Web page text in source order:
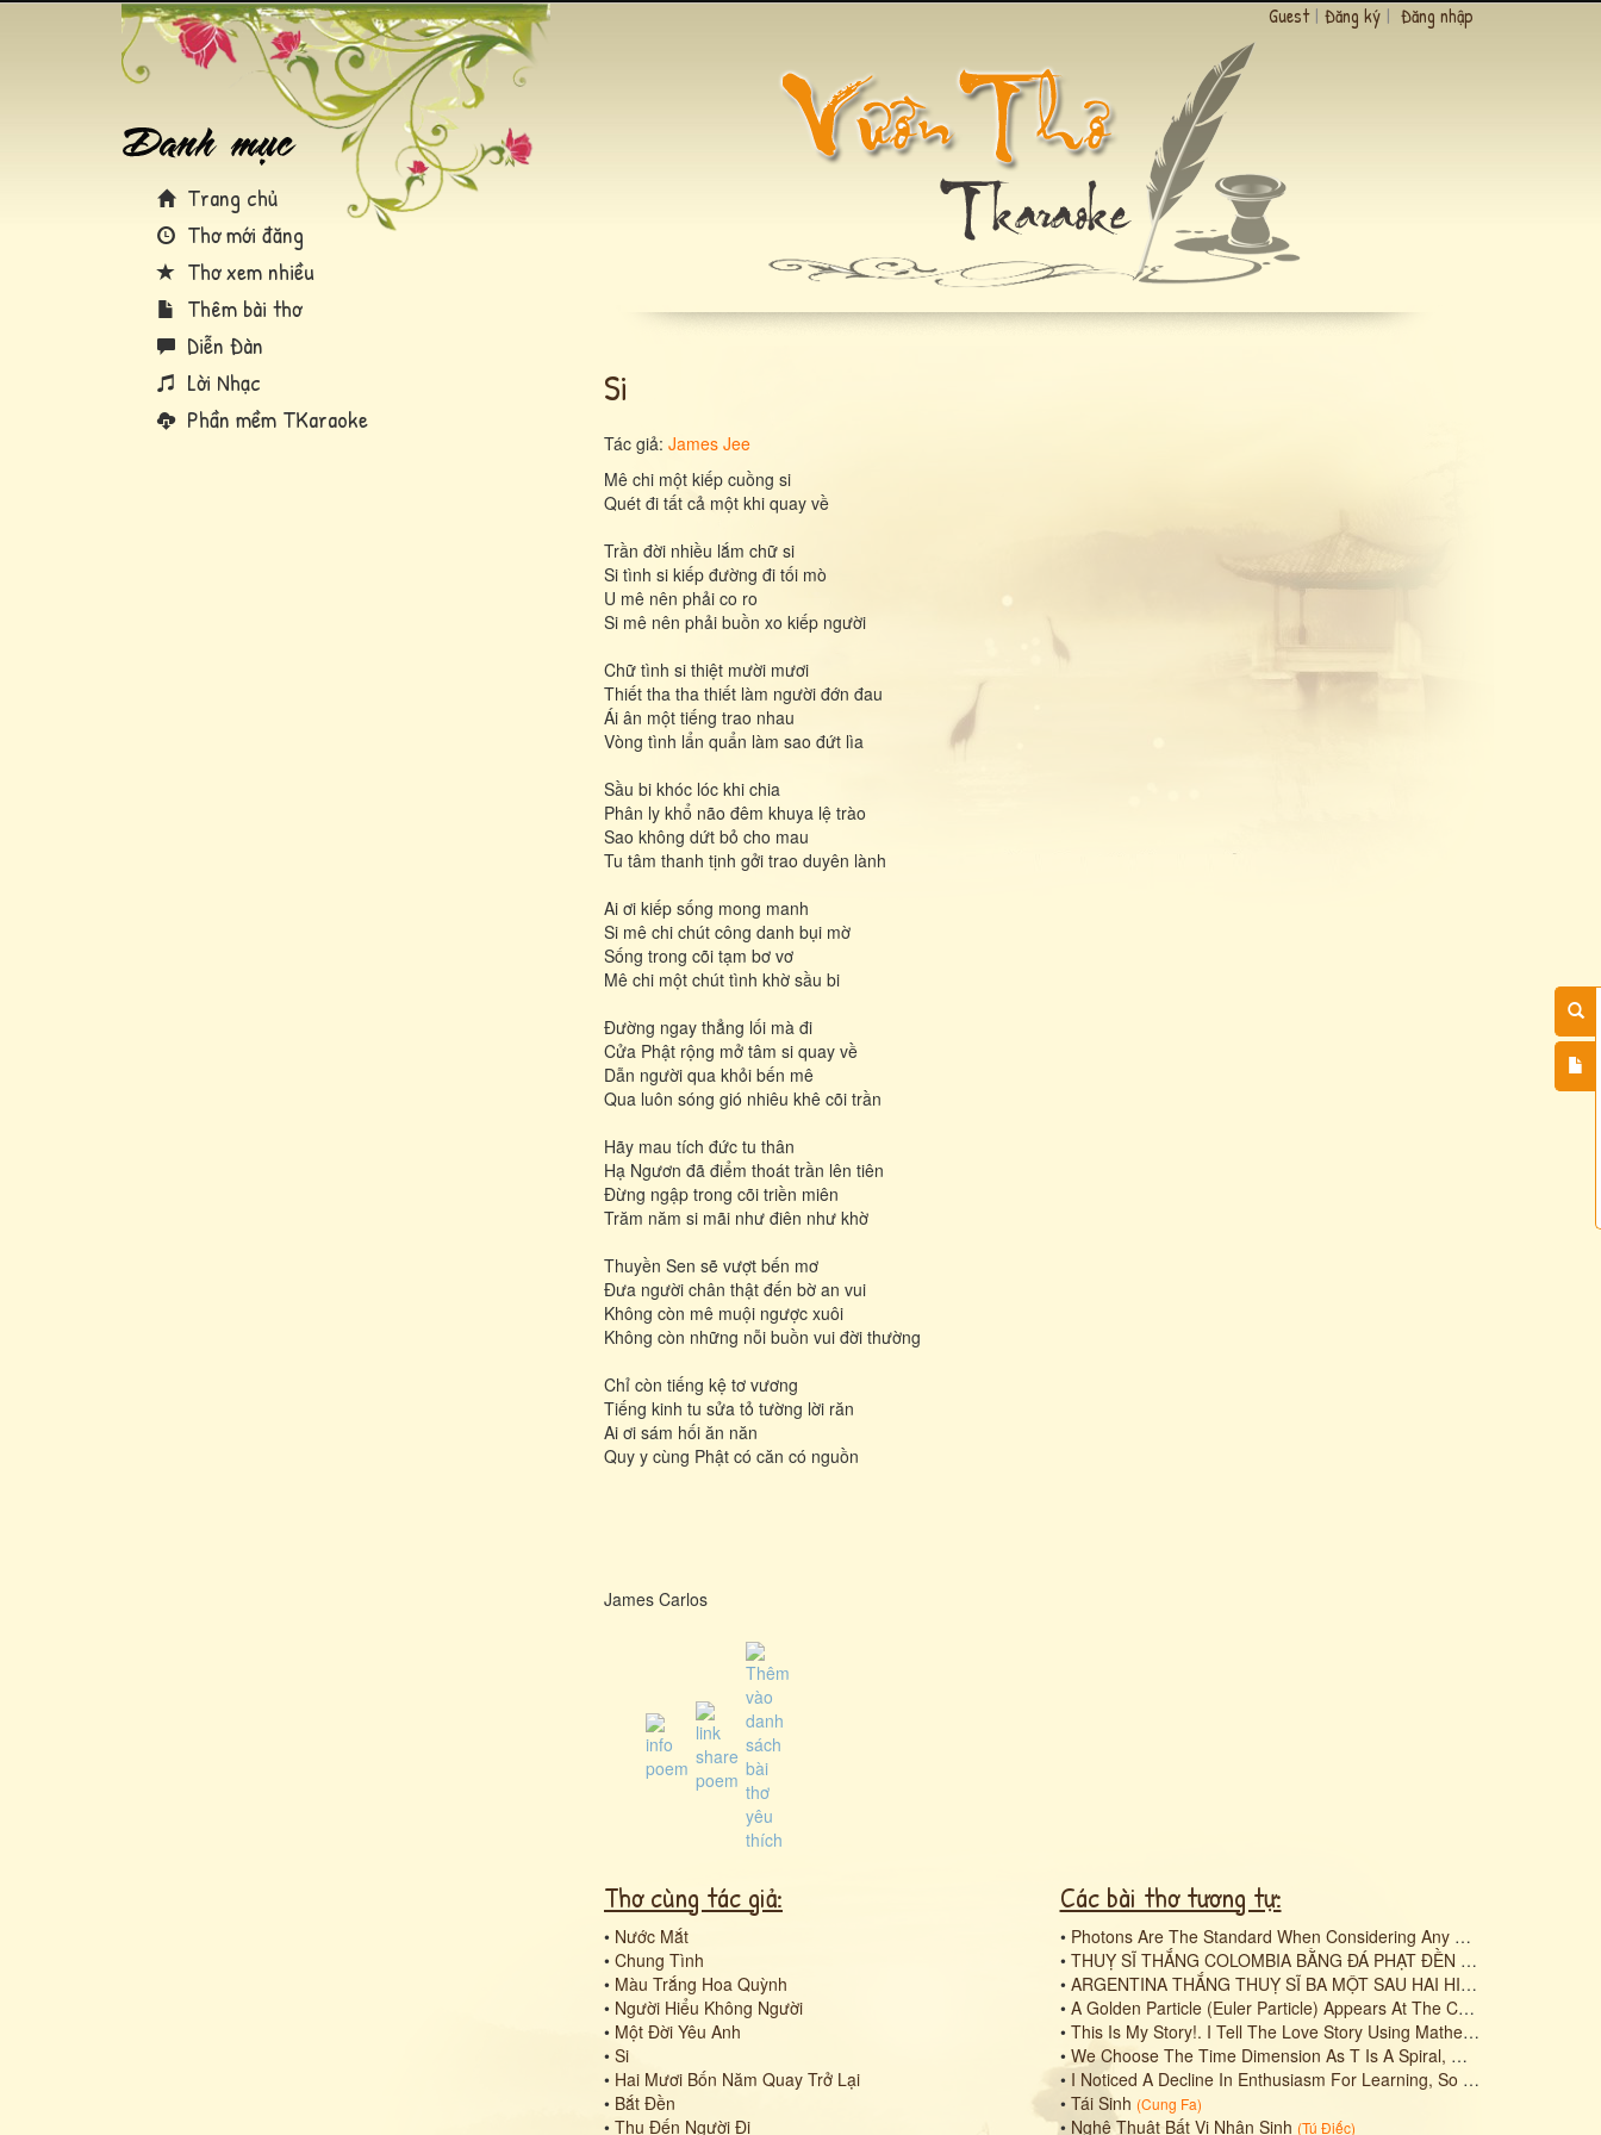
Trang chủ
Thơ mới đăng
Thơ xem nhiều
Thêm bài thơ
Diễn Đàn
Lời Nhạc
Phần mềm TKaraoke
Guest | Đăng ký | Đăng nhập
Si
Tác giả: James Jee
Mê chi một kiếp cuồng si
Quét đi tất cả một khi quay về
Trần đời nhiều lắm chữ si
Si tình si kiếp đường đi tối mò
U mê nên phải co ro
Si mê nên phải buồn xo kiếp người
Chữ tình si thiệt mười mươi
Thiết tha tha thiết làm người đớn đau
Ái ân một tiếng trao nhau
Vòng tình lẩn quẩn làm sao đứt lìa
Sầu bi khóc lóc khi chia
Phân ly khổ não đêm khuya lệ trào
Sao không dứt bỏ cho mau
Tu tâm thanh tịnh gởi trao duyên lành
Ai ơi kiếp sống mong manh
Si mê chi chút công danh bụi mờ
Sống trong cõi tạm bơ vơ
Mê chi một chút tình khờ sầu bi
Đường ngay thẳng lối mà đi
Cửa Phật rộng mở tâm si quay về
Dẫn người qua khỏi bến mê
Qua luôn sóng gió nhiêu khê cõi trần
Hãy mau tích đức tu thân
Hạ Ngươn đã điểm thoát trần lên tiên
Đừng ngập trong cõi triền miên
Trăm năm si mãi như điên như khờ
Thuyền Sen sẽ vượt bến mơ
Đưa người chân thật đến bờ an vui
Không còn mê muội ngược xuôi
Không còn những nỗi buồn vui đời thường
Chỉ còn tiếng kệ tơ vương
Tiếng kinh tu sửa tỏ tường lời răn
Ai ơi sám hối ăn năn
Quy y cùng Phật có căn có nguồn
James Carlos
Thơ cùng tác giả:
• Nước Mắt
• Chung Tình
• Màu Trắng Hoa Quỳnh
• Người Hiểu Không Người
• Một Đời Yêu Anh
• Si
• Hai Mươi Bốn Năm Quay Trở Lại
• Bắt Đền
• Thu Đến Người Đi
Các bài thơ tương tự:
• Photons Are The Standard When Considering Any Energy Source.
• THUỴ SĨ THẮNG COLOMBIA BẰNG ĐÁ PHẠT ĐỀN LUÂN LƯU 11M SAU KHI HOÀ KHÔNG KHÔNG HAI HIỆP CHÍNH HAI HIỆP PHỤ
• ARGENTINA THẮNG THUỴ SĨ BA MỘT SAU HAI HIỆP PHỤ
• A Golden Particle (Euler Particle) Appears At The Center Of The Black Hole, Known As The Singularity,
• This Is My Story!. I Tell The Love Story Using Mathematical Equations.
• We Choose The Time Dimension As T Is A Spiral, With All The Coefficients Of The Golden Ratio (Fibonacci Sequence) Arranged On It.
• I Noticed A Decline In Enthusiasm For Learning, So I Decided To Tackle This Century-long Problem!
• Tái Sinh (Cung Fa)
• Nghệ Thuật Bất Vị Nhân Sinh (Tú Điếc)